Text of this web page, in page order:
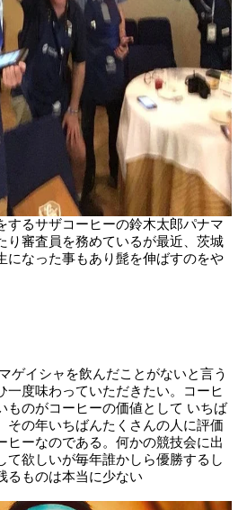
するサザコーヒーの鈴木太郎パナマ
り審査員を務めているが最近、茨城
になった事もあり髭を伸ばすのをや
ゲイシャを飲んだことがないと言う
一度味わっていただきたい。コーヒ
ものがコーヒーの価値として いちば
その年いちばんたくさんの人に評価
ヒーなのである。何かの競技会に出
て欲しいが毎年誰かしら優勝するし
るものは本当に少ない